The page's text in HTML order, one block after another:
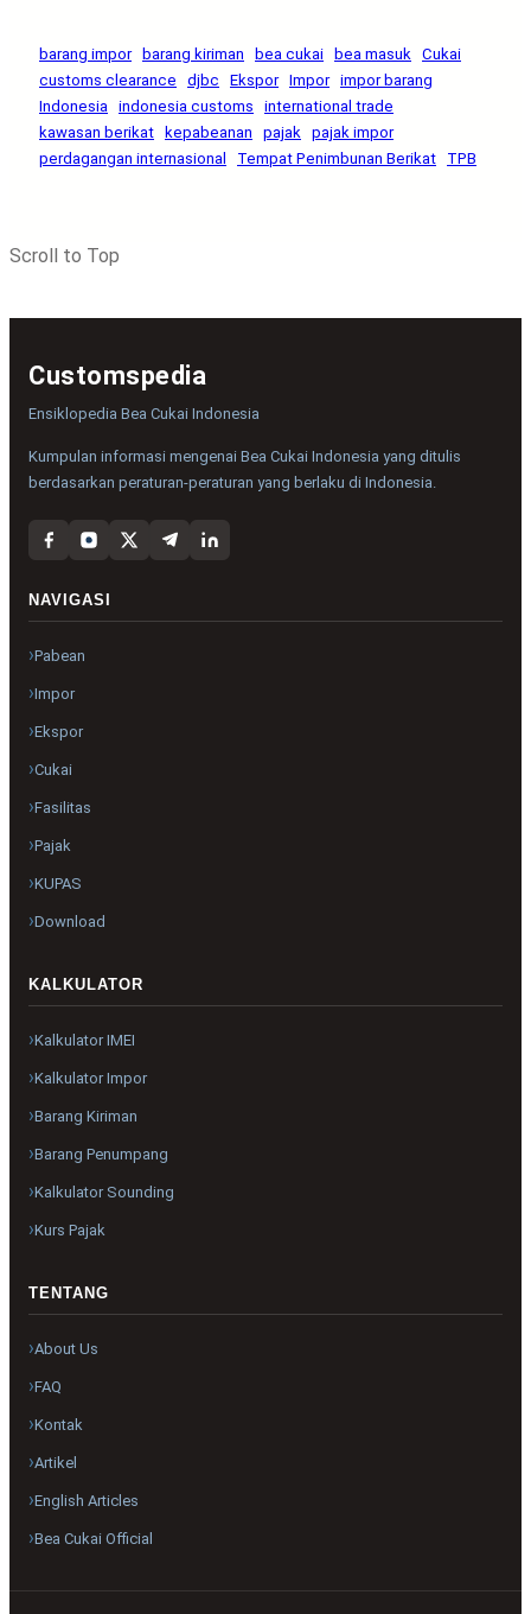
barang impor barang kiriman bea cukai bea masuk Cukai
customs clearance
djbc Ekspor Impor impor barang
Indonesia indonesia customs
international trade
kawasan berikat
kepabeanan pajak pajak impor
perdagangan internasional
Tempat Penimbunan Berikat TPB
Scroll to Top
Customspedia
Ensiklopedia Bea Cukai Indonesia
Kumpulan informasi mengenai Bea Cukai Indonesia yang ditulis
berdasarkan peraturan-peraturan yang berlaku di Indonesia.
NAVIGASI
Pabean
Impor
Ekspor
Cukai
Fasilitas
Pajak
KUPAS
Download
KALKULATOR
Kalkulator IMEI
Kalkulator Impor
Barang Kiriman
Barang Penumpang
Kalkulator Sounding
Kurs Pajak
TENTANG
About Us
FAQ
Kontak
Artikel
English Articles
Bea Cukai Official